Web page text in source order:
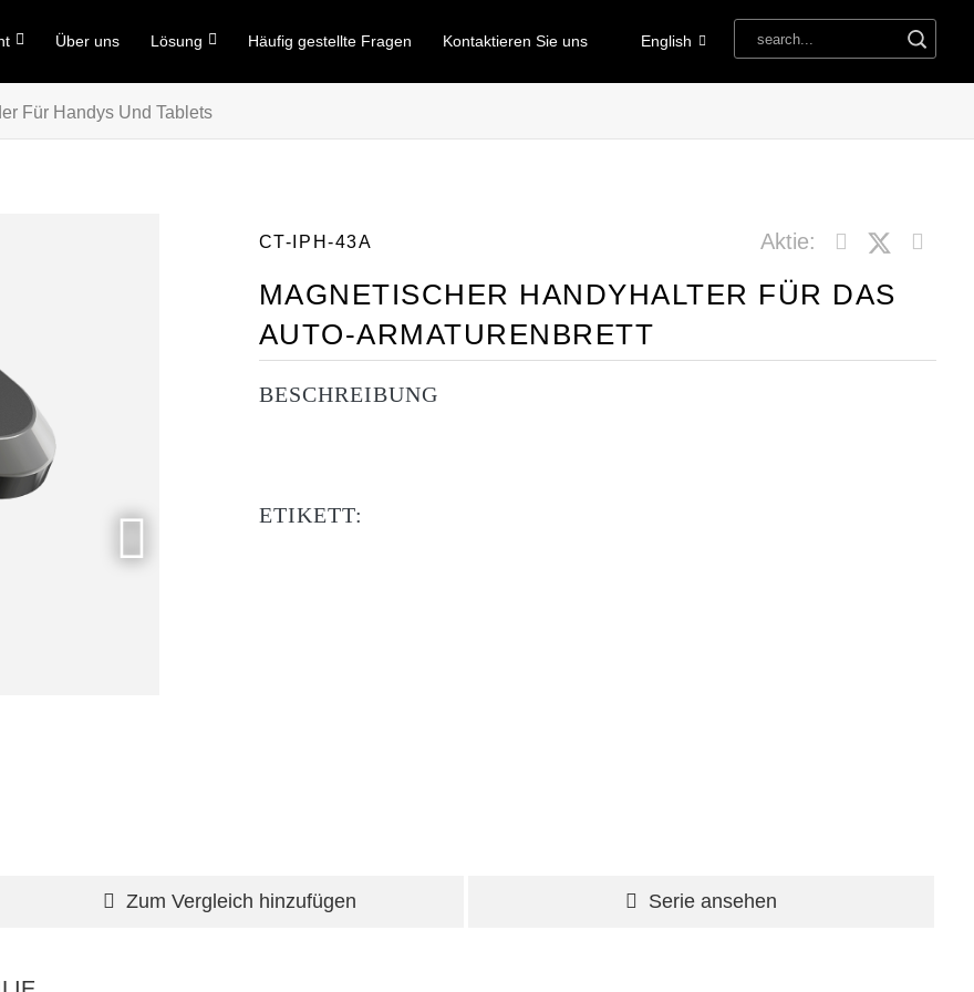
Über uns Lösung Häufig gestellte Fragen Kontaktieren Sie uns English
Für Handys Und Tablets
CT-IPH-43A Aktie:
MAGNETISCHER HANDYHALTER FÜR DAS
AUTO-ARMATURENBRETT
BESCHREIBUNG
ETIKETT:
Zum Vergleich hinzufügen Serie ansehen